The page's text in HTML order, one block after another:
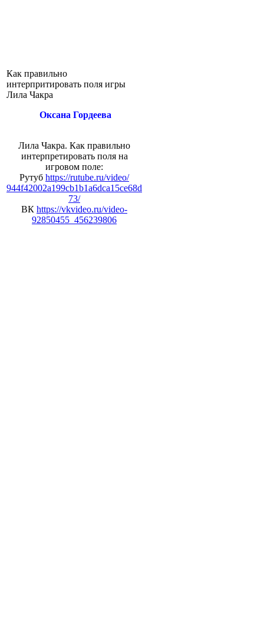
Как правильно
интерпритировать поля игры
Лила Чакра
Оксана Гордеева
Лила Чакра. Как правильно
интерпретировать поля на
игровом поле:
Рутуб https://rutube.ru/video/
944f42002a199cb1b1a6dca15ce68d
73/
ВК https://vkvideo.ru/video-
92850455_456239806